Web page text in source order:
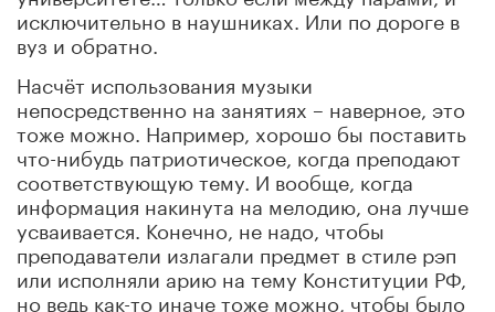
исключительно в наушниках. Или по дороге в
вуз и обратно.
Насчёт использования музыки
непосредственно на занятиях – наверное, это
тоже можно. Например, хорошо бы поставить
что-нибудь патриотическое, когда преподают
соответствующую тему. И вообще, когда
информация накинута на мелодию, она лучше
усваивается. Конечно, не надо, чтобы
преподаватели излагали предмет в стиле рэп
или исполняли арию на тему Конституции РФ,
но ведь как-то иначе тоже можно, чтобы было